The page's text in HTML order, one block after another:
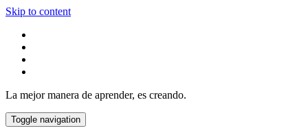
Skip to content
La mejor manera de aprender, es creando.
Toggle navigation